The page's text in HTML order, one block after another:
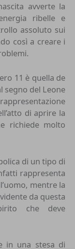
avverte la
ribelle e
assoluto sui
così a creare i
11 è quella de
segno del Leone
di aprire la
richiede molto
di un tipo di
rappresenta
mentre la
da questa
che deve
in una stesa di